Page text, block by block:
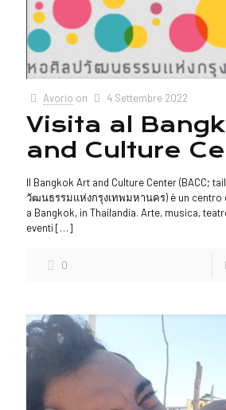
Avorio on 4 Settembre 2022
Visita al
and Culture
Il Bangkok Art and Culture Center (BACC;
วัฒนธรรมแห่งกรุงเทพมหานคร) è un centro
a Bangkok, in Thailandia. Arte, musica,
eventi […]
0